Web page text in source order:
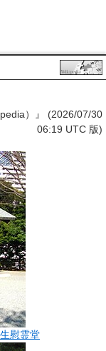
）』 (2026/07/30
06:19 UTC 版)
慰霊堂